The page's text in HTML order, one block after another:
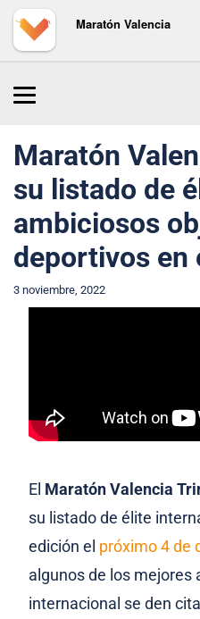
Maratón Valencia
Maratón
su listado de
ambiciosos
deportivos en
3 noviembre, 2022
El Maratón Valencia
su listado de élite
edición el próximo 4 de
algunos de los mejores
internacional se den